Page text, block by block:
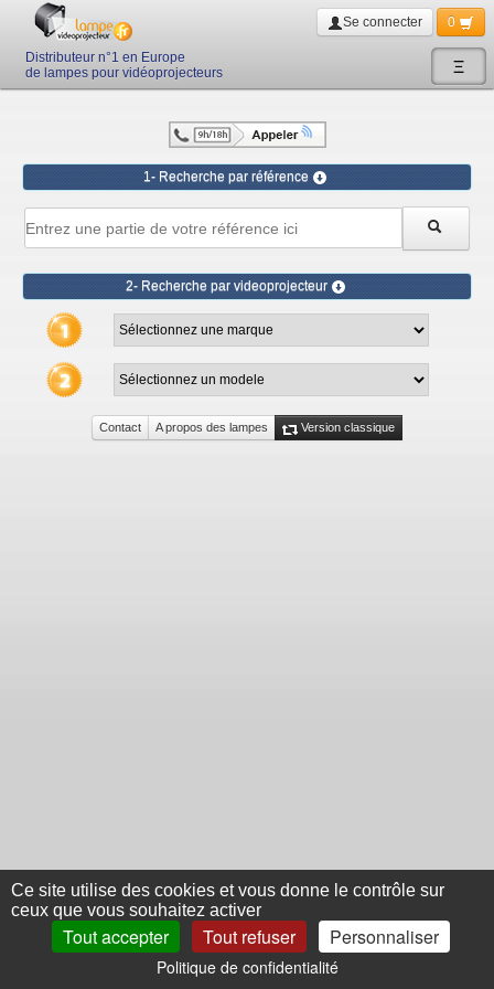
Ξ
Distributeur n°1 en Europe
de lampes pour vidéoprojecteurs
Se connecter 0
1- Recherche par référence
2- Recherche par videoprojecteur
Contact A propos des lampes Version classique
Ce site utilise des cookies et vous donne le contrôle sur
ceux que vous souhaitez activer
Tout accepter Tout refuser Personnaliser
Politique de confidentialité